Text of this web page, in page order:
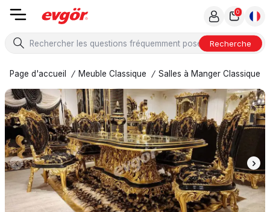
Recherche
0
Page d'accueil / Meuble Classique / Salles à Manger Classiques